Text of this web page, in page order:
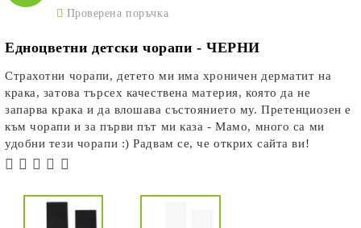
Проверена поръчка
Едноцветни детски чорапи - ЧЕРНИ
Страхотни чорапи, детето ми има хроничен дерматит на
крака, затова търсех качествена материя, която да не
запарва крака и да влошава състоянието му. Претенциозен е
към чорапи и за първи път ми каза - Мамо, много са ми
удобни тези чорапи :) Радвам се, че открих сайта ви!